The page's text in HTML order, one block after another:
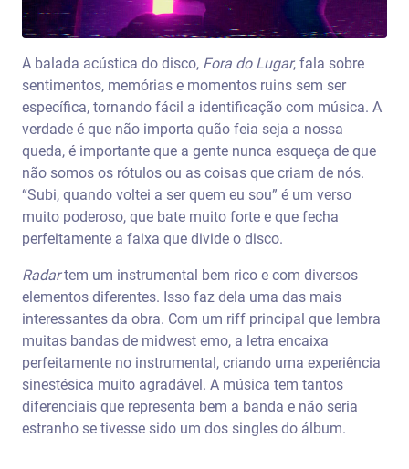
A balada acústica do disco, Fora do Lugar, fala sobre
sentimentos, memórias e momentos ruins sem ser
específica, tornando fácil a identificação com música. A
verdade é que não importa quão feia seja a nossa
queda, é importante que a gente nunca esqueça de que
não somos os rótulos ou as coisas que criam de nós.
“Subi, quando voltei a ser quem eu sou” é um verso
muito poderoso, que bate muito forte e que fecha
perfeitamente a faixa que divide o disco.
Radartem um instrumental bem rico e com diversos
elementos diferentes. Isso faz dela uma das mais
interessantes da obra. Com um riff principal que lembra
muitas bandas de midwest emo, a letra encaixa
perfeitamente no instrumental, criando uma experiência
sinestésica muito agradável. A música tem tantos
diferenciais que representa bem a banda e não seria
estranho se tivesse sido um dos singles do álbum.